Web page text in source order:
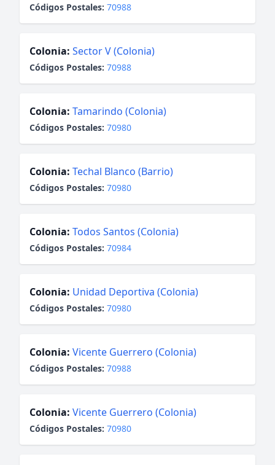
Códigos Postales: 70988
Colonia: Sector V (Colonia)
Códigos Postales: 70988
Colonia: Tamarindo (Colonia)
Códigos Postales: 70980
Colonia: Techal Blanco (Barrio)
Códigos Postales: 70980
Colonia: Todos Santos (Colonia)
Códigos Postales: 70984
Colonia: Unidad Deportiva (Colonia)
Códigos Postales: 70980
Colonia: Vicente Guerrero (Colonia)
Códigos Postales: 70988
Colonia: Vicente Guerrero (Colonia)
Códigos Postales: 70980